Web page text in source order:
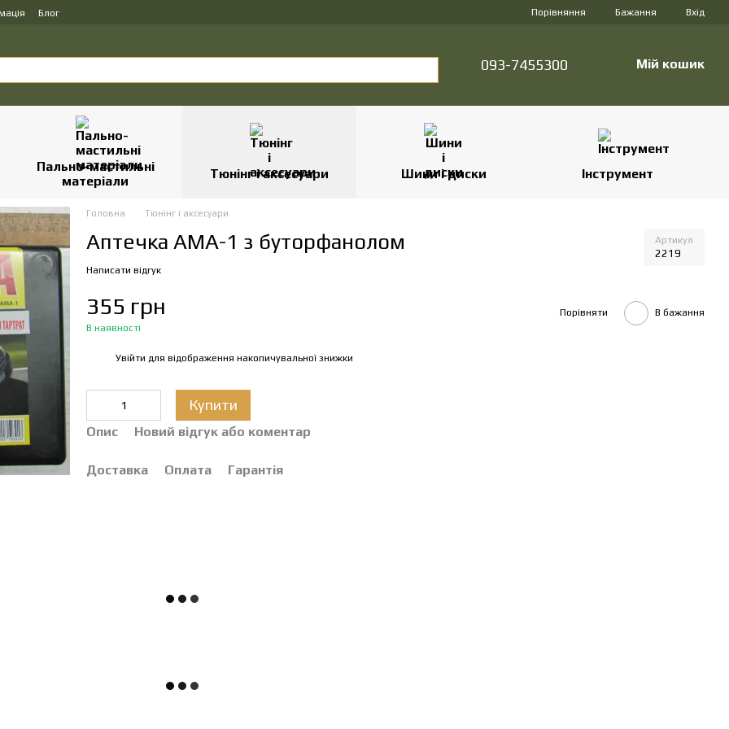
Блог Порівняння Бажання Вхід
093-7455300 Мій кошик
Пально-мастильні
матеріали
Тюнінг і аксесуари Шини і диски Інструмент
Головна Тюнінг і аксесуари
Аптечка АМА-1 з буторфанолом Артикул
2219
Написати відгук
355 грн
В наявності
Порівняти В бажання
Увійти для відображення накопичувальної знижки
Купити
Опис Новий відгук або коментар
Доставка Оплата Гарантія